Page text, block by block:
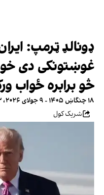
ډونالډ ټرمپ:
غوښتونکی دی خو
څو برابره ځواب
۱۸ چنگاښ ۱۴۰۵ - ۹ جولای ۲۰۲۶، ۰۰:۵۳ GMT+۱
شریک کول